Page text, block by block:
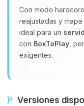
Con modo
reajustadas y
ideal para un
con BoxToPlay ,
exigentes.
Versiones